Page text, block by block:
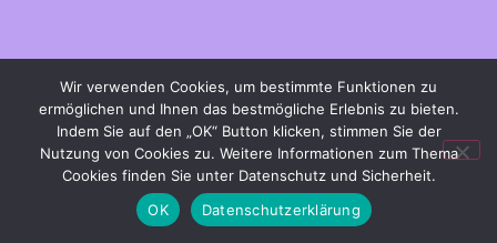
Wir verwenden Cookies, um bestimmte Funktionen zu
ermöglichen und Ihnen das bestmögliche Erlebnis zu bieten.
Indem Sie auf den „OK“ Button klicken, stimmen Sie der
Nutzung von Cookies zu. Weitere Informationen zum Thema
Cookies finden Sie unter Datenschutz und Sicherheit.
OK
Datenschutzerklärung